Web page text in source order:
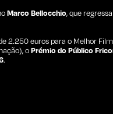
Marco Bellocchio, que
2.250 euros para o Melhor
oPrémio do Público
.